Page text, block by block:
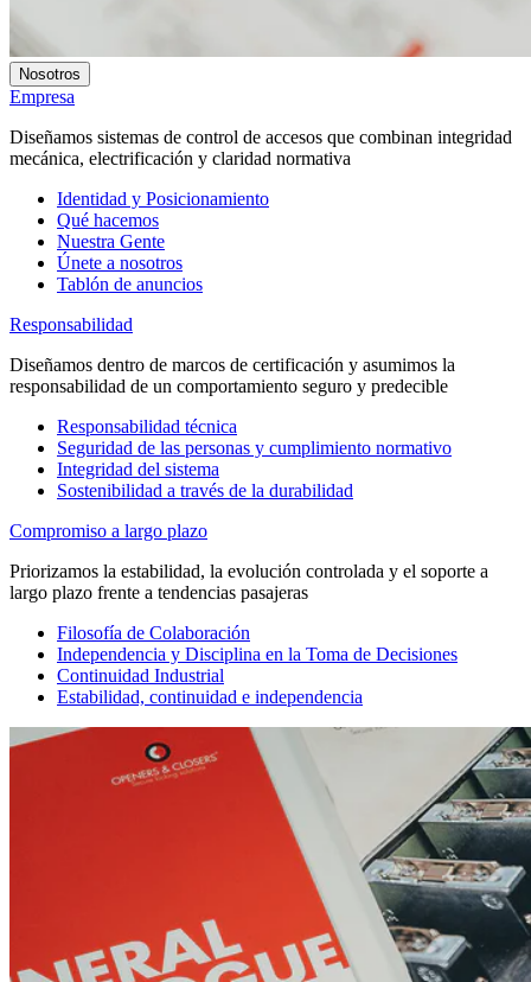
Nosotros
Empresa
Diseñamos sistemas de control de accesos que combinan integridad
mecánica, electrificación y claridad normativa
Identidad y Posicionamiento
Qué hacemos
Nuestra Gente
Únete a nosotros
Tablón de anuncios
Responsabilidad
Diseñamos dentro de marcos de certificación y asumimos la
responsabilidad de un comportamiento seguro y predecible
Responsabilidad técnica
Seguridad de las personas y cumplimiento normativo
Integridad del sistema
Sostenibilidad a través de la durabilidad
Compromiso a largo plazo
Priorizamos la estabilidad, la evolución controlada y el soporte a
largo plazo frente a tendencias pasajeras
Filosofía de Colaboración
Independencia y Disciplina en la Toma de Decisiones
Continuidad Industrial
Estabilidad, continuidad e independencia